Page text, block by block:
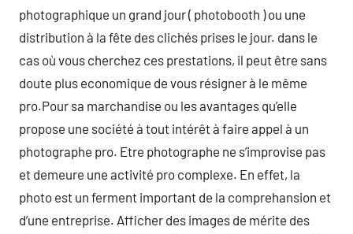
photographique un grand jour ( photobooth ) ou une
distribution à la fête des clichés prises le jour. dans le
cas où vous cherchez ces prestations, il peut être sans
doute plus economique de vous résigner à le même
pro.Pour sa marchandise ou les avantages qu’elle
propose une société à tout intérêt à faire appel à un
photographe pro. Etre photographe ne s’improvise pas
et demeure une activité pro complexe. En effet, la
photo est un ferment important de la comprehansion et
d’une entreprise. Afficher des images de mérite des